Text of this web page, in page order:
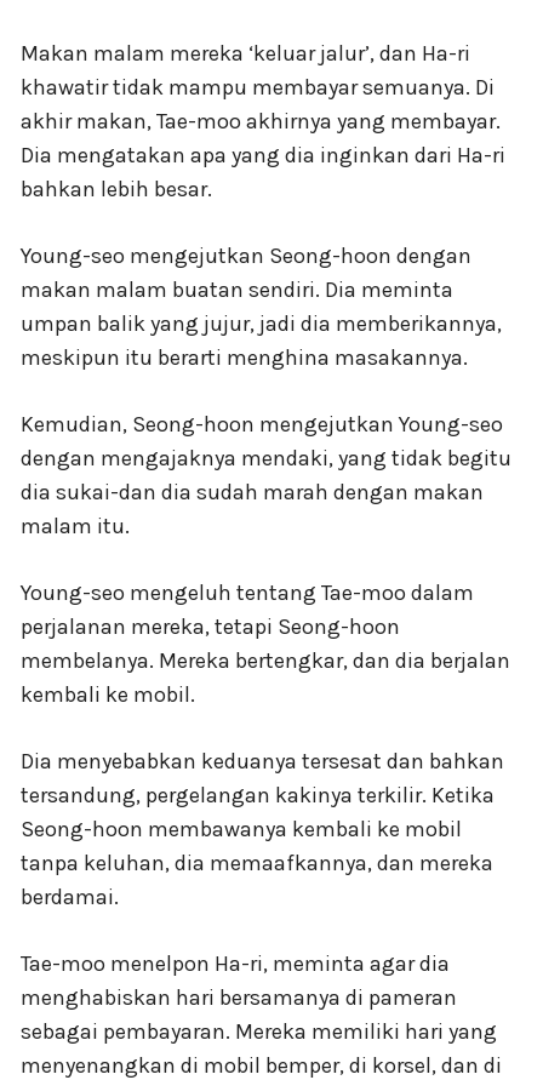
Makan malam mereka ‘keluar jalur’, dan Ha-ri
khawatir tidak mampu membayar semuanya. Di
akhir makan, Tae-moo akhirnya yang membayar.
Dia mengatakan apa yang dia inginkan dari Ha-ri
bahkan lebih besar.
Young-seo mengejutkan Seong-hoon dengan
makan malam buatan sendiri. Dia meminta
umpan balik yang jujur, jadi dia memberikannya,
meskipun itu berarti menghina masakannya.
Kemudian, Seong-hoon mengejutkan Young-seo
dengan mengajaknya mendaki, yang tidak begitu
dia sukai-dan dia sudah marah dengan makan
malam itu.
Young-seo mengeluh tentang Tae-moo dalam
perjalanan mereka, tetapi Seong-hoon
membelanya. Mereka bertengkar, dan dia berjalan
kembali ke mobil.
Dia menyebabkan keduanya tersesat dan bahkan
tersandung, pergelangan kakinya terkilir. Ketika
Seong-hoon membawanya kembali ke mobil
tanpa keluhan, dia memaafkannya, dan mereka
berdamai.
Tae-moo menelpon Ha-ri, meminta agar dia
menghabiskan hari bersamanya di pameran
sebagai pembayaran. Mereka memiliki hari yang
menyenangkan di mobil bemper, di korsel, dan di